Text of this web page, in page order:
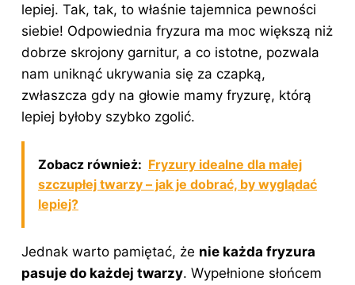
lepiej. Tak, tak, to właśnie tajemnica pewności
siebie! Odpowiednia fryzura ma moc większą niż
dobrze skrojony garnitur, a co istotne, pozwala
nam uniknąć ukrywania się za czapką,
zwłaszcza gdy na głowie mamy fryzurę, którą
lepiej byłoby szybko zgolić.
Zobacz również: Fryzury idealne dla małej
szczupłej twarzy – jak je dobrać, by wyglądać
lepiej?
Jednak warto pamiętać, że nie każda fryzura
pasuje do każdej twarzy. Wypełnione słońcem